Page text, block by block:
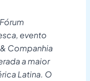
evento
Companhia
a maior
Latina. O